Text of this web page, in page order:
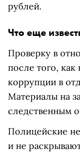
рублей.
Что еще
Проверку в
после того,
коррупции в
Материалы на
следственным
Полицейские
и не